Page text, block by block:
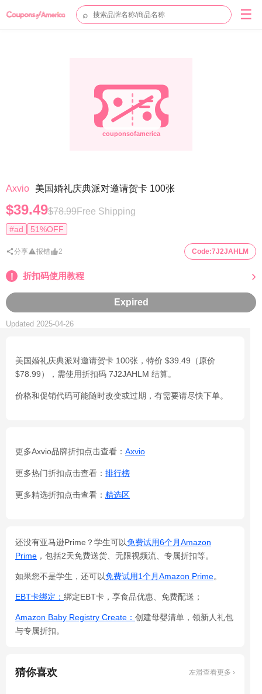
⌕ ☰
Axvio 美国婚礼庆典派对邀请贺卡 100张
$39.49$78.99Free Shipping
#ad 51%OFF
分享 报错 2 Code:7J2JAHLM
折扣码使用教程
Expired
Updated 2025-04-26
美国婚礼庆典派对邀请贺卡 100张，特价 $39.49（原价
$78.99），需使用折扣码 7J2JAHLM 结算。
价格和促销代码可能随时改变或过期，有需要请尽快下单。
更多Axvio品牌折扣点击查看： Axvio
更多热门折扣点击查看： 排行榜
更多精选折扣点击查看： 精选区
还没有亚马逊Prime？学生可以免费试用6个月Amazon
Prime ，包括2天免费送货、无限视频流、专属折扣等。
如果您不是学生，还可以免费试用1个月Amazon Prime。
EBT卡绑定： 绑定EBT卡，享食品优惠、免费配送；
Amazon Baby Registry Create： 创建母婴清单，领新人礼包
与专属折扣。
猜你喜欢 左滑查看更多 ›